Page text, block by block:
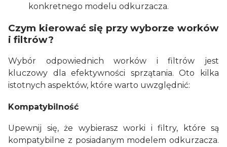
konkretnego modelu odkurzacza.
Czym kierować się przy wyborze worków
i filtrów?
Wybór odpowiednich worków i filtrów jest
kluczowy dla efektywności sprzątania. Oto kilka
istotnych aspektów, które warto uwzględnić:
Kompatybilność
Upewnij się, że wybierasz worki i filtry, które są
kompatybilne z posiadanym modelem odkurzacza.